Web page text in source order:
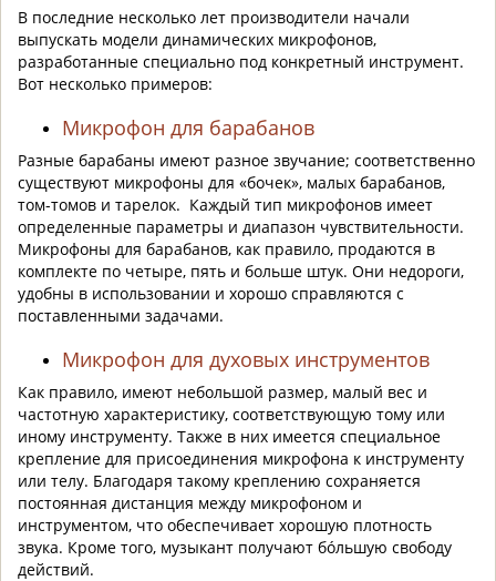
В последние несколько лет производители начали
выпускать модели динамических микрофонов,
разработанные специально под конкретный инструмент.
Вот несколько примеров:
Микрофон для барабанов
Разные барабаны имеют разное звучание; соответственно
существуют микрофоны для «бочек», малых барабанов,
том-томов и тарелок. Каждый тип микрофонов имеет
определенные параметры и диапазон чувствительности.
Микрофоны для барабанов, как правило, продаются в
комплекте по четыре, пять и больше штук. Они недороги,
удобны в использовании и хорошо справляются с
поставленными задачами.
Микрофон для духовых инструментов
Как правило, имеют небольшой размер, малый вес и
частотную характеристику, соответствующую тому или
иному инструменту. Также в них имеется специальное
крепление для присоединения микрофона к инструменту
или телу. Благодаря такому креплению сохраняется
постоянная дистанция между микрофоном и
инструментом, что обеспечивает хорошую плотность
звука. Кроме того, музыкант получают бóльшую свободу
действий.